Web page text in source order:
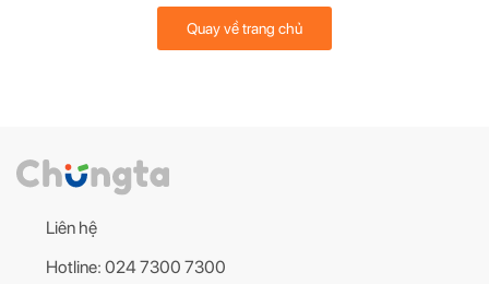
Quay về trang chủ
Liên hệ
Hotline: 024 7300 7300